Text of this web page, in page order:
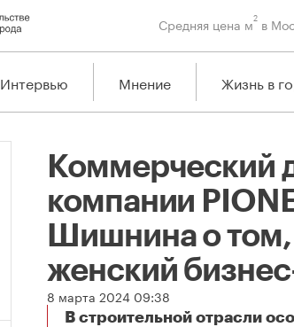
Средняя цена м2в
Интервью Мнение Жизнь в
Коммерческий
компании
Шишнина о том,
женский
8 марта 2024 09:38
В строительной отрасли